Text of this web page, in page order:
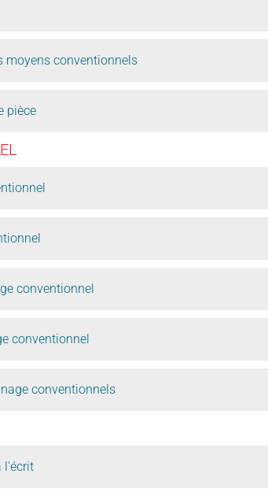
moyens conventionnels
pièce
conventionnel
conventionnel
conventionnels
l'écrit